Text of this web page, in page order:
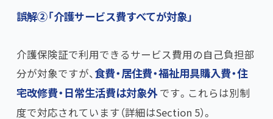
誤解②「介護サービス費すべてが対象」​
介護保険証で利用できるサービス費用の自己負担部
分が対象ですが、​ 食費・居住費・福祉用具購入費・住
宅改修費・日常生活費は対象外です。これらは別制
度で対応されています（詳細はSection 5）。